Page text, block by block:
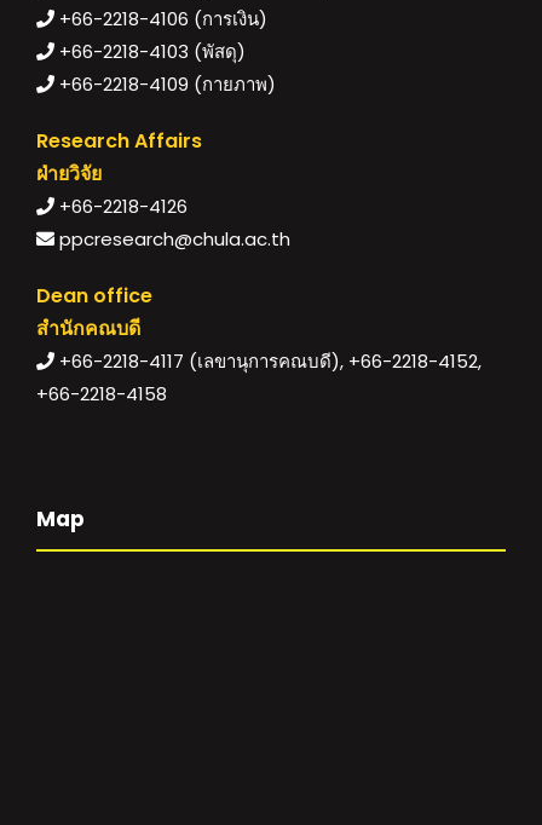
+66-2218-4106 (การเงิน)
+66-2218-4103 (พัสดุ)
+66-2218-4109 (กายภาพ)
Research Affairs
ฝ่ายวิจัย
+66-2218-4126
ppcresearch@chula.ac.th
Dean office
สำนักคณบดี
+66-2218-4117 (เลขานุการคณบดี), +66-2218-4152,
+66-2218-4158
Map